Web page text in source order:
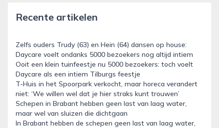
Recente artikelen
Zelfs ouders Trudy (63) en Hein (64) dansen op house:
Daycare voelt ondanks 5000 bezoekers nog altijd intiem
Ooit een klein tuinfeestje nu 5000 bezoekers: toch voelt
Daycare als een intiem Tilburgs feestje
T-Huis in het Spoorpark verkocht, maar horeca verandert
niet: ‘We willen wel dat je hier straks kunt trouwen’
Schepen in Brabant hebben geen last van laag water,
maar wel van sluizen die dichtgaan
In Brabant hebben de schepen geen last van laag water,